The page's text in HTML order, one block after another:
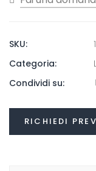
SKU:
Categoria:
Condividi su:
RICHIEDI